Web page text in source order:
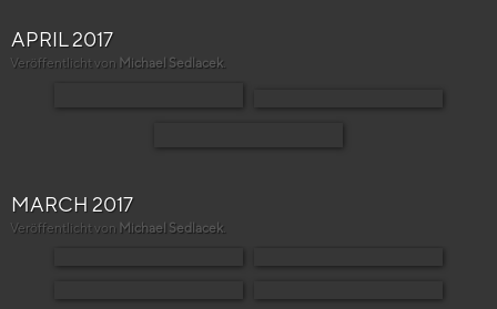
APRIL 2017
Veröffentlicht von Michael Sedlacek
MARCH 2017
Veröffentlicht von Michael Sedlacek